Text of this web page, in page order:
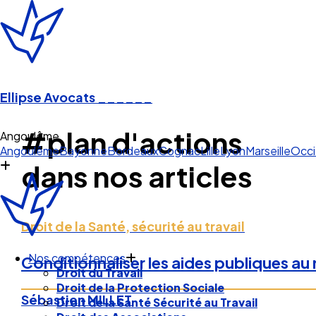
Ellipse Avocats
Angoulêm
AngoulêmeBayonneBordeauxCognacLilleLyonMarseille
Nos compétences
Droit du Travail
Droit de la Protection Sociale
Droit de la Santé Sécurité au Travail
#plan d'actions
dans nos articles
Droit de la Santé, sécurité au travail
Conditionnaliser les aides publiques
Sébastien MILLET